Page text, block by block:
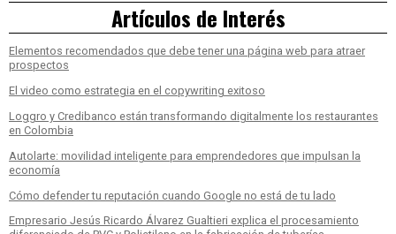
Artículos de Interés
Elementos recomendados que debe tener una página web para atraer
prospectos
El video como estrategia en el copywriting exitoso
Loggro y Credibanco están transformando digitalmente los restaurantes
en Colombia
Autolarte: movilidad inteligente para emprendedores que impulsan la
economía
Cómo defender tu reputación cuando Google no está de tu lado
Empresario Jesús Ricardo Álvarez Gualtieri explica el procesamiento